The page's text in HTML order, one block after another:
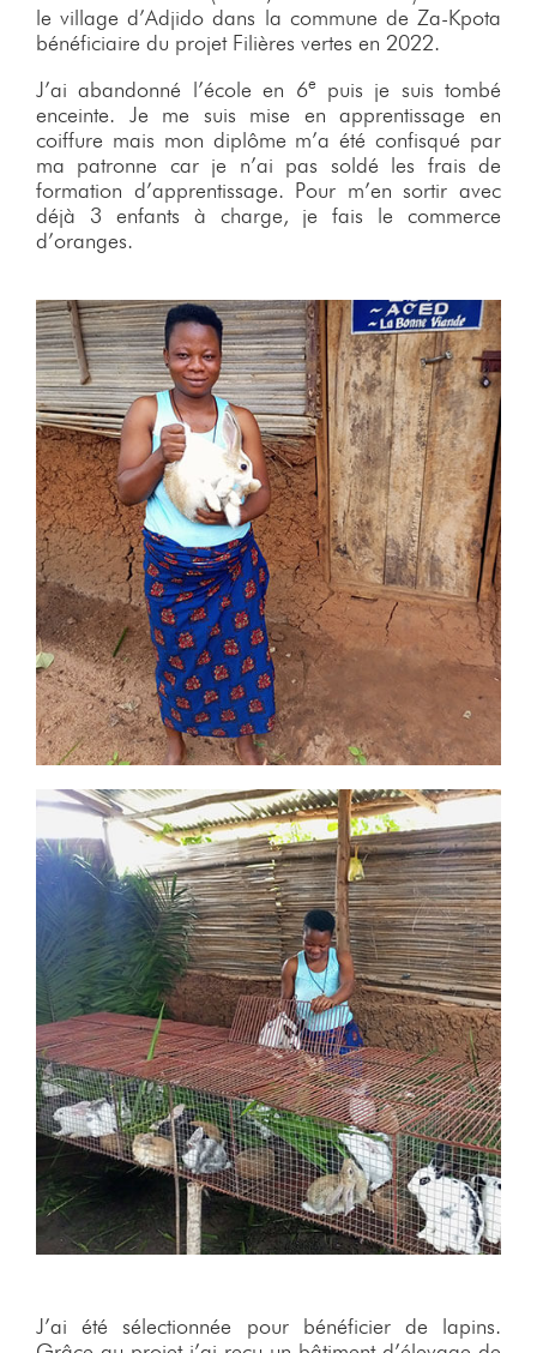
le village d’Adjido dans la commune de Za-Kpota
bénéficiaire du projet Filières vertes en 2022.
J’ai abandonné l’école en 6e
puis je suis tombé
enceinte. Je me suis mise en apprentissage en
coiffure mais mon diplôme m’a été confisqué par
ma patronne car je n’ai pas soldé les frais de
formation d’apprentissage. Pour m’en sortir avec
déjà 3 enfants à charge, je fais le commerce
d’oranges.
J’ai été sélectionnée pour bénéficier de lapins.